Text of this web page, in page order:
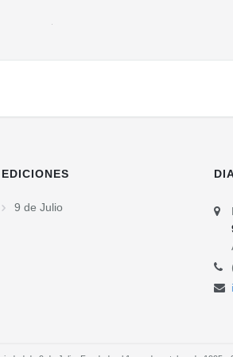
EDICIONES
9 de Julio